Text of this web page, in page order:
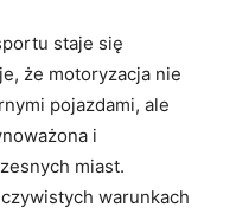
staje się
że motoryzacja nie
pojazdami, ale
i
miast.
warunkach